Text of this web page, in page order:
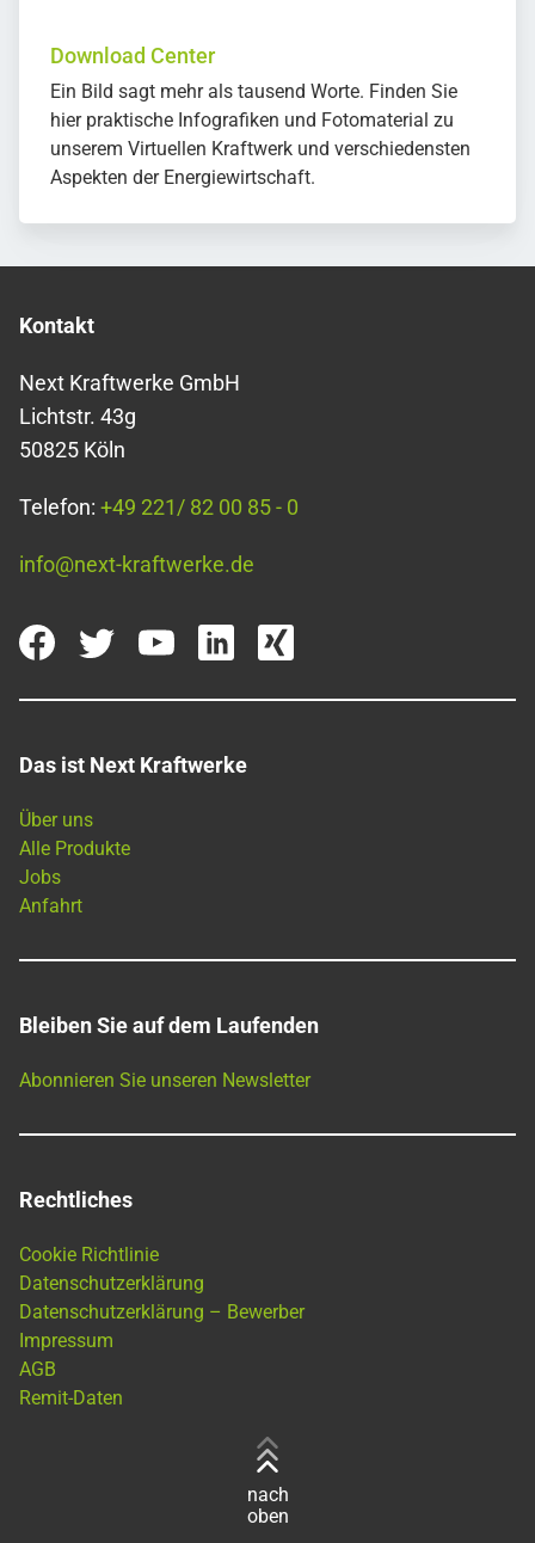
Download Center
Ein Bild sagt mehr als tausend Worte. Finden Sie
hier praktische Infografiken und Fotomaterial zu
unserem Virtuellen Kraftwerk und verschiedensten
Aspekten der Energiewirtschaft.
Kontakt
Next Kraftwerke GmbH
Lichtstr. 43g
50825 Köln
Telefon: +49 221/ 82 00 85 - 0
info@next-kraftwerke.de
Das ist Next Kraftwerke
Über uns
Alle Produkte
Jobs
Anfahrt
Bleiben Sie auf dem Laufenden
Abonnieren Sie unseren Newsletter
Rechtliches
Cookie Richtlinie
Datenschutzerklärung
Datenschutzerklärung – Bewerber
Impressum
AGB
Remit-Daten
nach
oben